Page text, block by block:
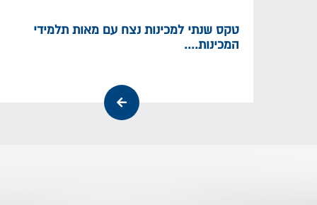
טקס שנתי למכינות נצח עם מאות תלמידי
המכינות....